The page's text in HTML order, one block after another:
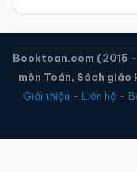
Booktoan.com (2015
môn Toán, Sách giáo
Giới thiệu - Liên hệ -